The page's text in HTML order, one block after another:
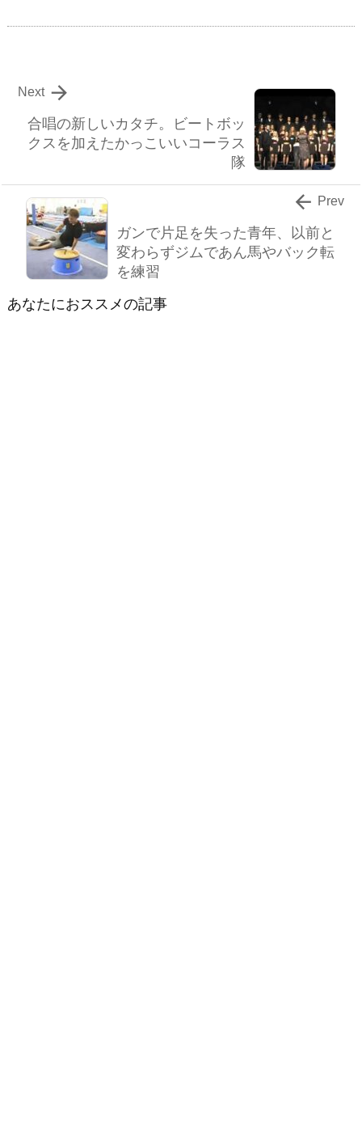
合唱の新しいカタチ。ビートボッ
クスを加えたかっこいいコーラス
隊

Next
ガンで片足を失った青年、以前と
変わらずジムであん馬やバック転
を練習
 Prev
あなたにおススメの記事